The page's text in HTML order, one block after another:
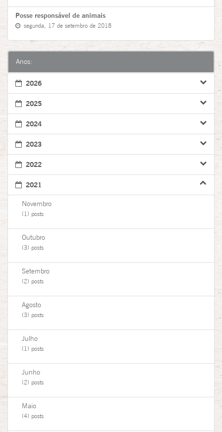
Posse responsável de animais
segunda, 17 de setembro de 2018
Anos:
2026
2025
2024
2023
2022
2021
Novembro
(1) posts
Outubro
(3) posts
Setembro
(2) posts
Agosto
(3) posts
Julho
(1) posts
Junho
(2) posts
Maio
(4) posts